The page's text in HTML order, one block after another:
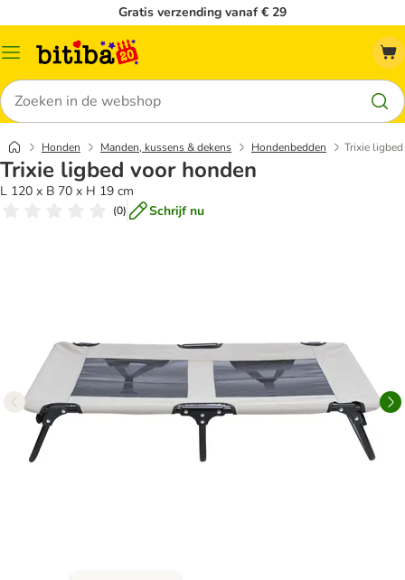
Gratis verzending vanaf € 29
Catalogusmenu
Zoeken
Honden Manden, kussens & dekens Hondenbedden Trixie
Trixie ligbed voor honden
L 120 x B 70 x H 19 cm
(0) Schrijf nu